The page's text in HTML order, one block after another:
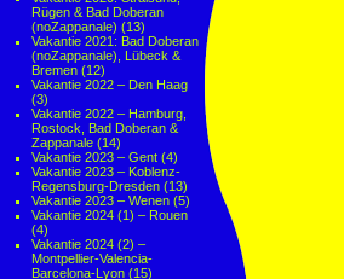
Rügen & Bad Doberan
(noZappanale) (13)
Vakantie 2021: Bad Doberan
(noZappanale), Lübeck &
Bremen (12)
Vakantie 2022 – Den Haag
(3)
Vakantie 2022 – Hamburg,
Rostock, Bad Doberan &
Zappanale (14)
Vakantie 2023 – Gent (4)
Vakantie 2023 – Koblenz-
Regensburg-Dresden (13)
Vakantie 2023 – Wenen (5)
Vakantie 2024 (1) – Rouen
(4)
Vakantie 2024 (2) –
Montpellier-Valencia-
Barcelona-Lyon (15)